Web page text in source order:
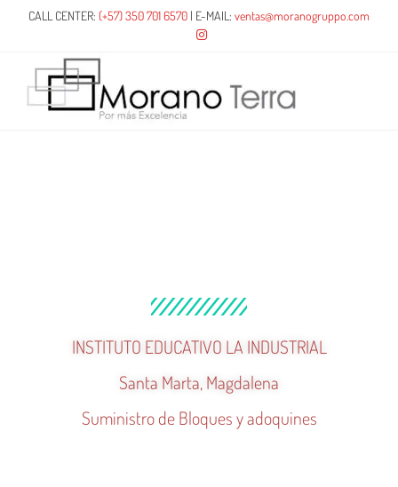
CALL CENTER: (+57) 350 701 6570 | E-MAIL: ventas@moranogruppo.com
INSTITUTO EDUCATIVO LA INDUSTRIAL
Santa Marta, Magdalena
Suministro de Bloques y adoquines